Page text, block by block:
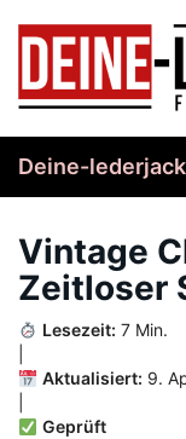
content
Deine-
Vintage
Zeitloser
Lesezeit: 7 Min.
Aktualisiert: 9.
Geprüft